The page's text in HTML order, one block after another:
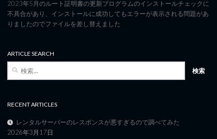
2023年5月のルート証明書の更新プログラムのインストールチェックに
不具合があり、インストールに成功してもエラーが表示される問題があ
りましたのでファイルを差し替えました
ARTICLE SEARCH
検
RECENT ARTICLES
レンタルサーバーのレスポンスが悪すぎるので調べてみた
2026年3月17日